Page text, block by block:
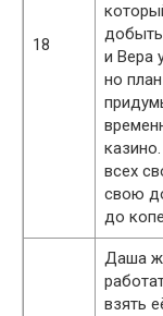
18
и Вера
но
всех
свою
до
Даша
взять